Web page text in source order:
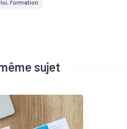
formation
sujet